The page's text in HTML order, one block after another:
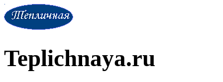
Teplichnaya.ru